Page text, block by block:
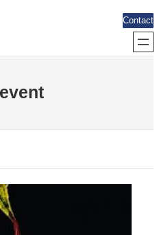
Contact